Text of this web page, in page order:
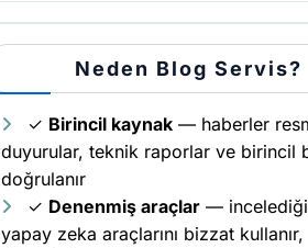
Neden Blog Servis?
✓ Birincil kaynak — haberler
duyurular, teknik raporlar ve birincil
doğrulanır
✓ Denenmiş araçlar —
yapay zeka araçlarını bizzat kullanır,